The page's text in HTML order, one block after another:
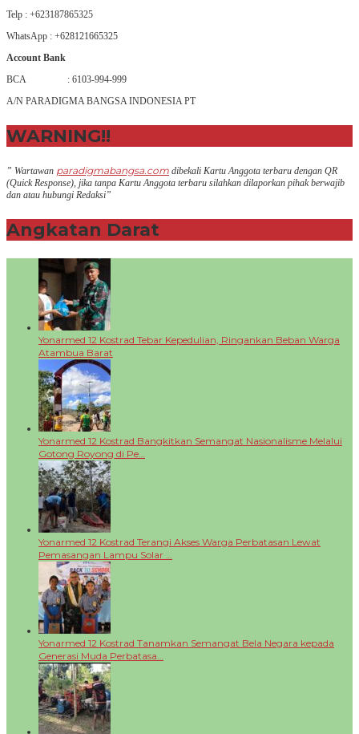
Telp : +623187865325
WhatsApp : +628121665325
Account Bank
BCA : 6103-994-999
A/N PARADIGMA BANGSA INDONESIA PT
WARNING!!
” Wartawan paradigmabangsa.com dibekali Kartu Anggota terbaru dengan QR
(Quick Response), jika tanpa Kartu Anggota terbaru silahkan dilaporkan pihak berwajib
dan atau hubungi Redaksi”
Angkatan Darat
Yonarmed 12 Kostrad Tebar Kepedulian, Ringankan Beban Warga
Atambua Barat
Yonarmed 12 Kostrad Bangkitkan Semangat Nasionalisme Melalui
Gotong Royong di Pe…
Yonarmed 12 Kostrad Terangi Akses Warga Perbatasan Lewat
Pemasangan Lampu Solar …
Yonarmed 12 Kostrad Tanamkan Semangat Bela Negara kepada
Generasi Muda Perbatasa…